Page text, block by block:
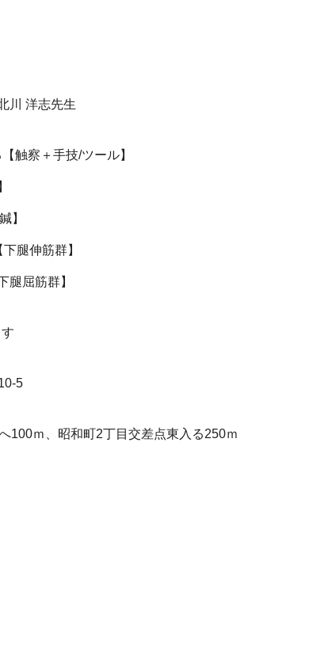
川 洋志先生
触察＋手技/ツール】
】
腿伸筋群】
屈筋群】
5
ｍ、昭和町2丁目交差点東入る250ｍ